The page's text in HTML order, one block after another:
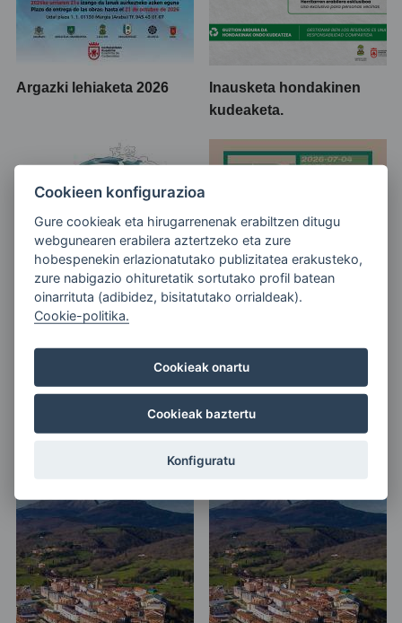
Argazki lehiaketa 2026
Inausketa hondakinen
kudeaketa.
TRAVESÍA A NADO
Triatlón Legutio Tratloia.
Cookieen konfigurazioa
Gure cookieak eta hirugarrenenak erabiltzen ditugu
webgunearen erabilera aztertzeko eta zure
hobespenekin erlazionatutako publizitatea erakusteko,
zure nabigazio ohituretatik sortutako profil batean
oinarrituta (adibidez, bisitatutako orrialdeak).
Cookie-politika.
Cookieak onartu
Cookieak baztertu
Konfiguratu